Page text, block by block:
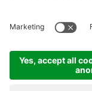
©
Impressum